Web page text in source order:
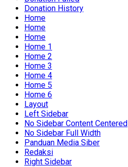
Donation History
Home
Home
Home
Home 1
Home 2
Home 3
Home 4
Home 5
Home 6
Layout
Left Sidebar
No Sidebar Content Centered
No Sidebar Full Width
Panduan Media Siber
Redaksi
Right Sidebar